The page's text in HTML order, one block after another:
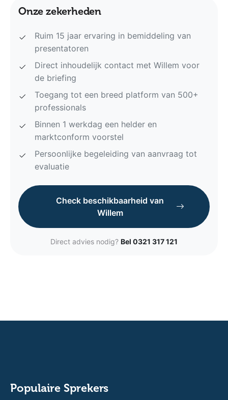
Onze zekerheden
Ruim 15 jaar ervaring in bemiddeling van
presentatoren
Direct inhoudelijk contact met Willem voor
de briefing
Toegang tot een breed platform van 500+
professionals
Binnen 1 werkdag een helder en
marktconform voorstel
Persoonlijke begeleiding van aanvraag tot
evaluatie
Check beschikbaarheid van
Willem
Direct advies nodig? Bel 0321 317 121
Populaire Sprekers